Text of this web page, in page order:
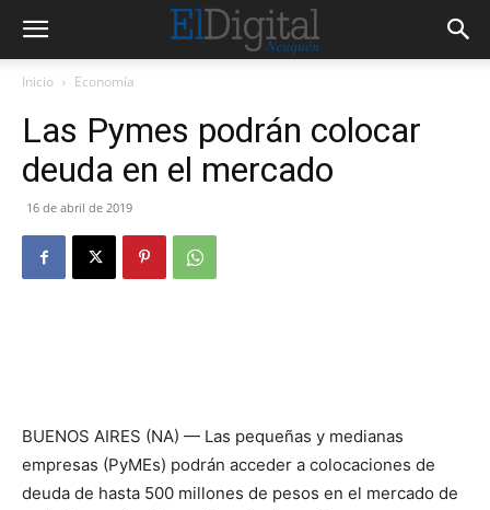
Inicio Economía
Las Pymes podrán colocar
deuda en el mercado
16 de abril de 2019
BUENOS AIRES (NA) — Las pequeñas y medianas
empresas (PyMEs) podrán acceder a colocaciones de
deuda de hasta 500 millones de pesos en el mercado de